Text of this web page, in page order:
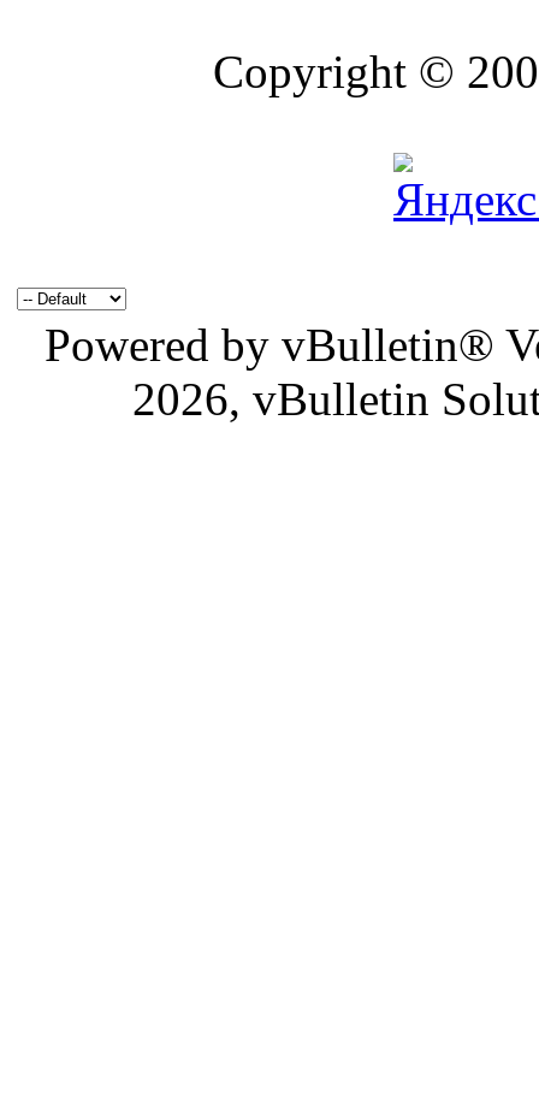
Copyright ©
Powered by vBulletin®
2026, vBulletin